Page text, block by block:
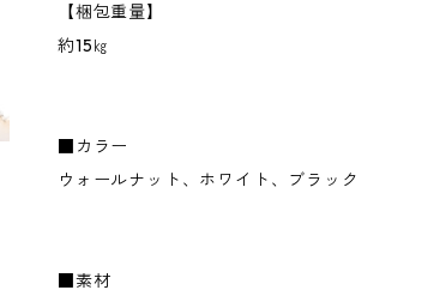
【梱包重量】
約15㎏
■カラー
ウォールナット、ホワイト、ブラック
■素材